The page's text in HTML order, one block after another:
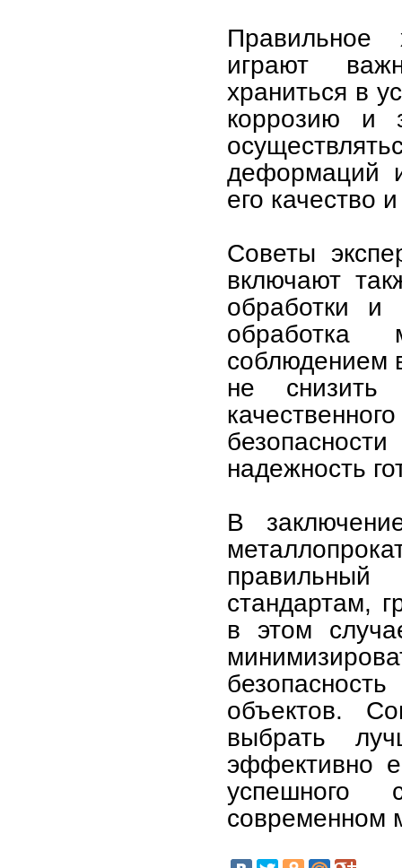
Правильное
играют
храниться в
коррозию и
деформаций
его качество
Советы
включают
обработки
обработка
соблюдением
не снизить
надежность
В
стандартам,
в этом
объектов.
выбрать
эффективно
успешного
современном